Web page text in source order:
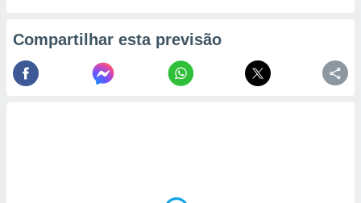
Compartilhar esta previsão